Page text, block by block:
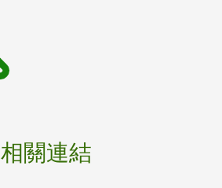
相關連結